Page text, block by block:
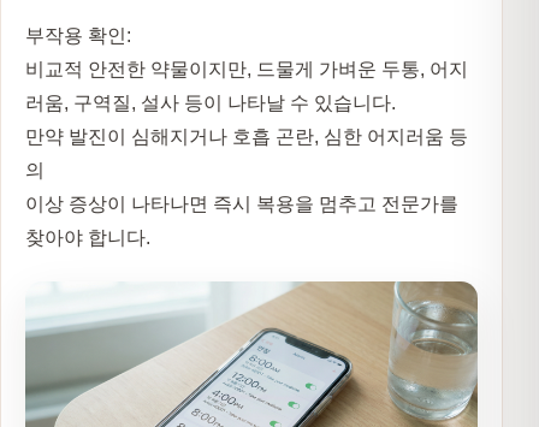
부작용 확인:
비교적 안전한 약물이지만, 드물게 가벼운 두통, 어지
러움, 구역질, 설사 등이 나타날 수 있습니다.
만약 발진이 심해지거나 호흡 곤란, 심한 어지러움 등
의
이상 증상이 나타나면 즉시 복용을 멈추고 전문가를
찾아야 합니다.